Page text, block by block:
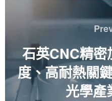
石英CNC精
度、高耐熱關
光學產